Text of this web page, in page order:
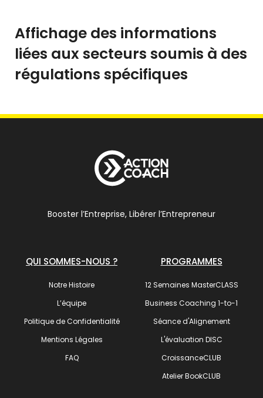
Affichage des informations
liées aux secteurs soumis à des
régulations spécifiques
Booster l’Entreprise, Libérer l’Entrepreneur
QUI SOMMES-NOUS ?
Notre Histoire
L’équipe
Politique de Confidentialité
Mentions Légales
FAQ
PROGRAMMES
12 Semaines MasterCLASS
Business Coaching 1-to-1
Séance d'Alignement
L'évaluation DISC
CroissanceCLUB
Atelier BookCLUB